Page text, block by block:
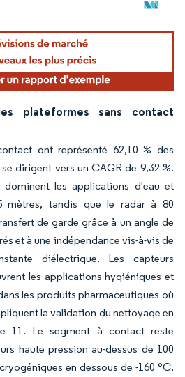
nécessite une attribution sous CC BY
plateformes sans contact
ont représenté 62,10 % des
dirigent vers un CAGR de 9,32 %.
dominent les applications d'eau et
mètres, tandis que le radar à 80
de garde grâce à un angle de
et à une indépendance vis-à-vis de
diélectrique. Les capteurs
les applications hygiéniques et
les produits pharmaceutiques où
la validation du nettoyage en
11. Le segment à contact reste
haute pression au-dessus de 100
en dessous de -160 °C,